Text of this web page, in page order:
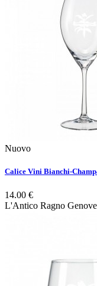
Nuovo
Calice Vini Bianchi-
14.00 €
L'Antico Ragno